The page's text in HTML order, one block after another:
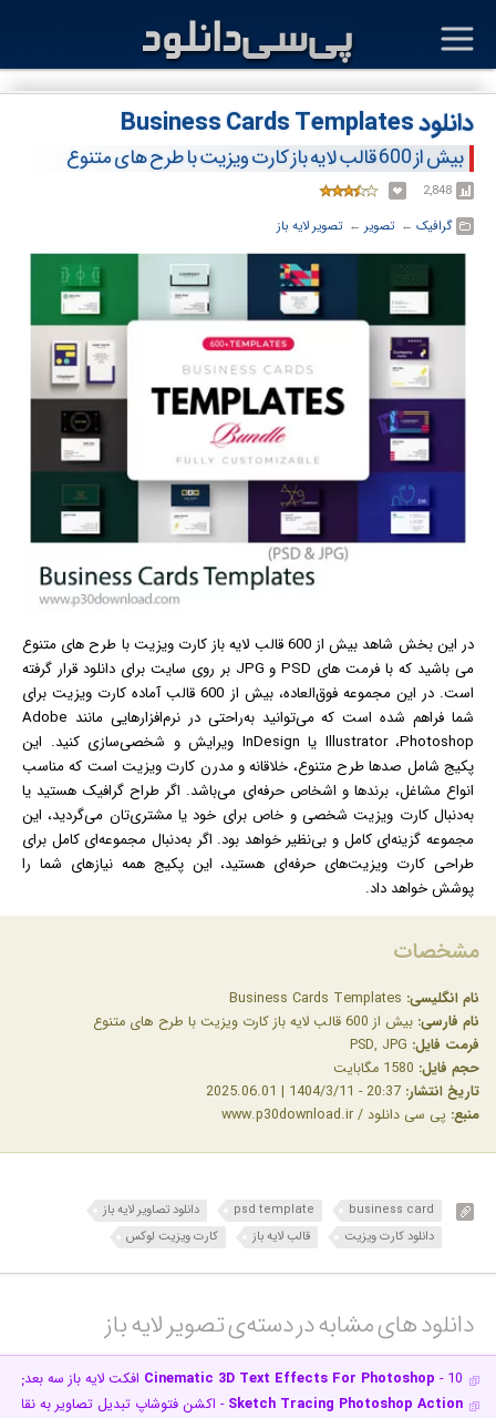
دانلود Business Cards Templates
بیش از 600 قالب لایه باز کارت ویزیت با طرح های متنوع
2,848
گرافیک ← ‏تصویر ← ‏تصویر لایه باز
در این بخش شاهد بیش از 600 قالب لایه باز کارت ویزیت با طرح های متنوع
می باشید که با فرمت های PSD و JPG بر روی سایت برای دانلود قرار گرفته
است. در این مجموعه فوق‌العاده، بیش از 600 قالب آماده کارت ویزیت برای
شما فراهم شده است که می‌توانید به‌راحتی در نرم‌افزارهایی مانند Adobe
Illustrator ،Photoshop یا InDesign ویرایش و شخصی‌سازی کنید. این
پکیج شامل صدها طرح متنوع، خلاقانه و مدرن کارت ویزیت است که مناسب
انواع مشاغل، برندها و اشخاص حرفه‌ای می‌باشد. اگر طراحگرافیکهستید یا
به‌دنبال کارت ویزیت شخصی و خاص برای خود یا مشتری‌تان می‌گردید، این
مجموعه گزینه‌ای کامل و بی‌نظیر خواهد بود. اگر به‌دنبال مجموعه‌ای کامل برای
طراحی کارت ویزیت‌های حرفه‌ای هستید، این پکیج همه نیازهای شما را
پوشش خواهد داد.
مشخصات
نام انگلیسی:
نام فارسی: بیش از 600 قالب لایه باز کارت ویزیت با طرح های متنوع
فرمت فایل:
حجم فایل:
تاریخ انتشار:
منبع: پی سی دانلود / www.p30download.ir
business card
psd template
دانلود تصاویر لایه باز
دانلود کارت ویزیت
قالب لایه باز کارت ویزیت لوکس
دانلود های مشابه در دسته‌ی‌ تصویر لایه باز‎
Cinematic 3D Text Effects For Photoshop - 10 افکت لایه باز سه بعدی سینمایی برای متن
Sketch Tracing Photoshop Action - اکشن فتوشاپ تبدیل تصاویر به